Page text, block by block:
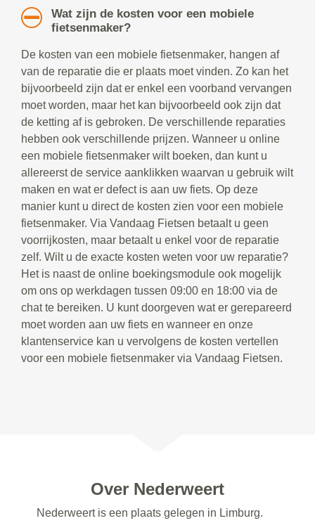
Wat zijn de kosten voor een mobiele
fietsenmaker?
De kosten van een mobiele fietsenmaker, hangen af
van de reparatie die er plaats moet vinden. Zo kan het
bijvoorbeeld zijn dat er enkel een voorband vervangen
moet worden, maar het kan bijvoorbeeld ook zijn dat
de ketting af is gebroken. De verschillende reparaties
hebben ook verschillende prijzen. Wanneer u online
een mobiele fietsenmaker wilt boeken, dan kunt u
allereerst de service aanklikken waarvan u gebruik wilt
maken en wat er defect is aan uw fiets. Op deze
manier kunt u direct de kosten zien voor een mobiele
fietsenmaker. Via Vandaag Fietsen betaalt u geen
voorrijkosten, maar betaalt u enkel voor de reparatie
zelf. Wilt u de exacte kosten weten voor uw reparatie?
Het is naast de online boekingsmodule ook mogelijk
om ons op werkdagen tussen 09:00 en 18:00 via de
chat te bereiken. U kunt doorgeven wat er gerepareerd
moet worden aan uw fiets en wanneer en onze
klantenservice kan u vervolgens de kosten vertellen
voor een mobiele fietsenmaker via Vandaag Fietsen.
Over Nederweert
Nederweert is een plaats gelegen in Limburg.